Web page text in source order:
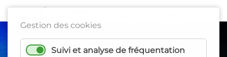
Gestion des cookies
Suivi et analyse de fréquentation